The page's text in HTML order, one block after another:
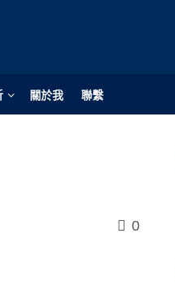
關於我 聯繫
0